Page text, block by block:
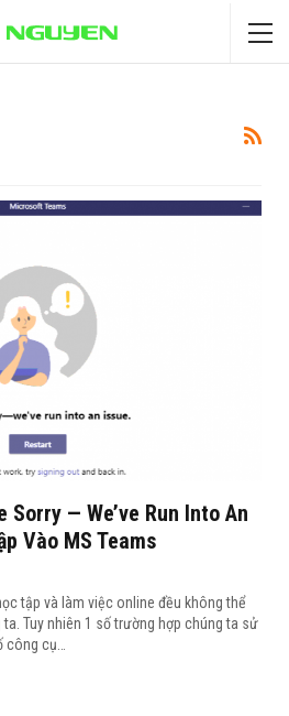
Sorry — We’ve Run Into An
Vào MS Teams
tập và làm việc online đều không thể
Tuy nhiên 1 số trường hợp chúng ta sử
công cụ